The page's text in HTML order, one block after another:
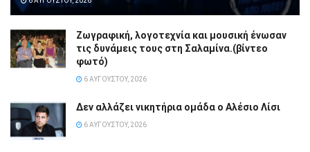
Ζωγραφική, λογοτεχνία και μουσική ένωσαν
τις δυνάμεις τους στη Σαλαμίνα.(βίντεο
φωτό)
6 ΑΥΓΟΎΣΤΟΥ, 2026
Δεν αλλάζει νικητήρια ομάδα ο Αλέσιο Λίσι
6 ΑΥΓΟΎΣΤΟΥ, 2026